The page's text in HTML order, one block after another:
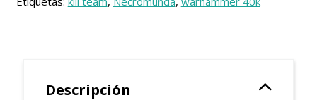
Descripción